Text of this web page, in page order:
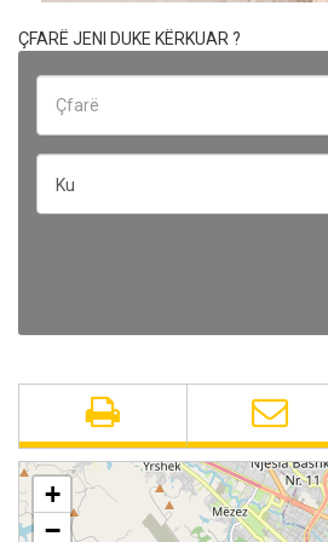
ÇFARË JENI DUKE KËRKUAR ?
Ku
+
−